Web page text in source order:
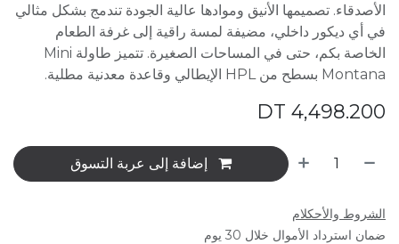
الأصدقاء. تصميمها الأنيق وموادها عالية الجودة تندمج بشكل مثالي
في أي ديكور داخلي، مضيفة لمسة راقية إلى غرفة الطعام
الخاصة بكم، حتى في المساحات الصغيرة. تتميز طاولة Mini
Montana بسطح من HPL الإيطالي وقاعدة معدنية مطلية.
4,498.200
إضافة إلى عربة التسوق
الشروط والأحكلام
ضمان استرداد الأموال خلال 30 يوم